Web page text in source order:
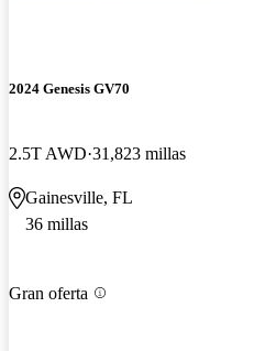
2024 Genesis GV70
2.5T AWD 31,823 millas
Gainesville, FL
36 millas
Gran oferta